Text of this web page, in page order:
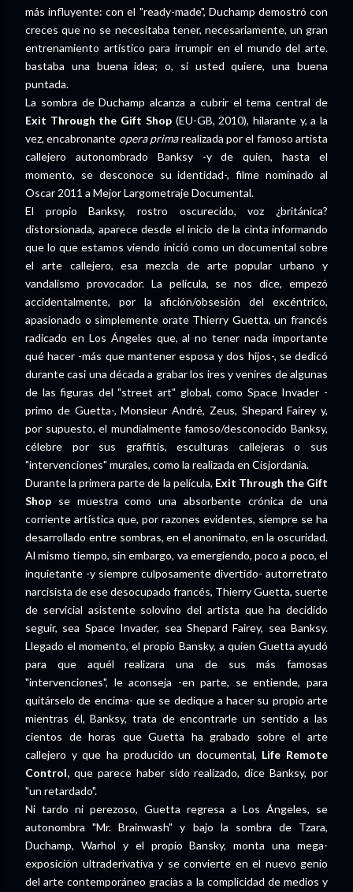
más influyente: con el "ready-made", Duchamp demostró con
creces que no se necesitaba tener, necesariamente, un gran
entrenamiento artístico para irrumpir en el mundo del arte.
bastaba una buena idea; o, si usted quiere, una buena
puntada.
La sombra de Duchamp alcanza a cubrir el tema central de
Exit Through the Gift Shop(EU-GB, 2010), hilarante y, a la
vez, encabronante opera primarealizada por el famoso artista
callejero autonombrado Banksy -y de quien, hasta el
momento, se desconoce su identidad-, filme nominado al
Oscar 2011 a Mejor Largometraje Documental.
El propio Banksy, rostro oscurecido, voz ¿británica?
distorsionada, aparece desde el inicio de la cinta informando
que lo que estamos viendo inició como un documental sobre
el arte callejero, esa mezcla de arte popular urbano y
vandalismo provocador. La película, se nos dice, empezó
accidentalmente, por la afición/obsesión del excéntrico,
apasionado o simplemente orate Thierry Guetta, un francés
radicado en Los Ángeles que, al no tener nada importante
qué hacer -más que mantener esposa y dos hijos-, se dedicó
durante casi una década a grabar los ires y venires de algunas
de las figuras del "street art" global, como Space Invader -
primo de Guetta-, Monsieur André, Zeus, Shepard Fairey y,
por supuesto, el mundialmente famoso/desconocido Banksy,
célebre por sus graffitis, esculturas callejeras o sus
"intervenciones" murales, como la realizada en Cisjordania.
Durante la primera parte de la película, Exit Through the Gift
Shop se muestra como una absorbente crónica de una
corriente artística que, por razones evidentes, siempre se ha
desarrollado entre sombras, en el anonimato, en la oscuridad.
Al mismo tiempo, sin embargo, va emergiendo, poco a poco, el
inquietante -y siempre culposamente divertido- autorretrato
narcisista de ese desocupado francés, Thierry Guetta, suerte
de servicial asistente solovino del artista que ha decidido
seguir, sea Space Invader, sea Shepard Fairey, sea Banksy.
Llegado el momento, el propio Bansky, a quien Guetta ayudó
para que aquél realizara una de sus más famosas
"intervenciones", le aconseja -en parte, se entiende, para
quitárselo de encima- que se dedique a hacer su propio arte
mientras él, Banksy, trata de encontrarle un sentido a las
cientos de horas que Guetta ha grabado sobre el arte
callejero y que ha producido un documental, Life Remote
Control, que parece haber sido realizado, dice Banksy, por
"un retardado".
Ni tardo ni perezoso, Guetta regresa a Los Ángeles, se
autonombra "Mr. Brainwash" y bajo la sombra de Tzara,
Duchamp, Warhol y el propio Bansky, monta una mega-
exposición ultraderivativa y se convierte en el nuevo genio
del arte contemporáneo gracias a la complicidad de medios y